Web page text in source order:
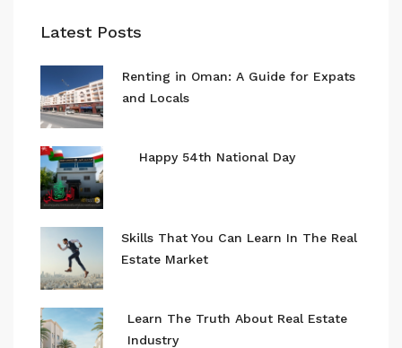
Latest Posts
Renting in Oman: A Guide for Expats
and Locals
Happy 54th National Day
Skills That You Can Learn In The Real
Estate Market
Learn The Truth About Real Estate
Industry